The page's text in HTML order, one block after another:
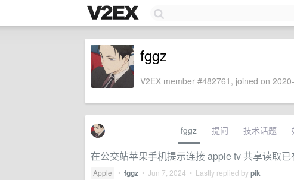
fggz
V2EX member #482761, joined on
fggz 提问 技术话题
在公交站苹果手机提示连接 apple tv 共享读取
Apple • fggz • Jun 7, 2024 • Lastly replied bypik